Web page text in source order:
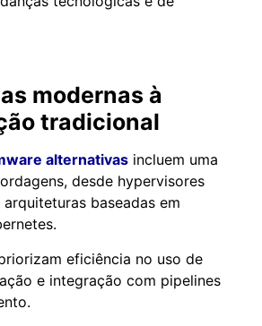
modernas à
tradicional
alternativas incluem uma
desde hypervisores
baseadas em
eficiência no uso de
e integração com pipelines